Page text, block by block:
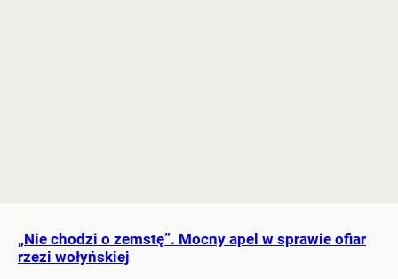
„Nie chodzi o zemstę”. Mocny apel w sprawie ofiar
rzezi wołyńskiej